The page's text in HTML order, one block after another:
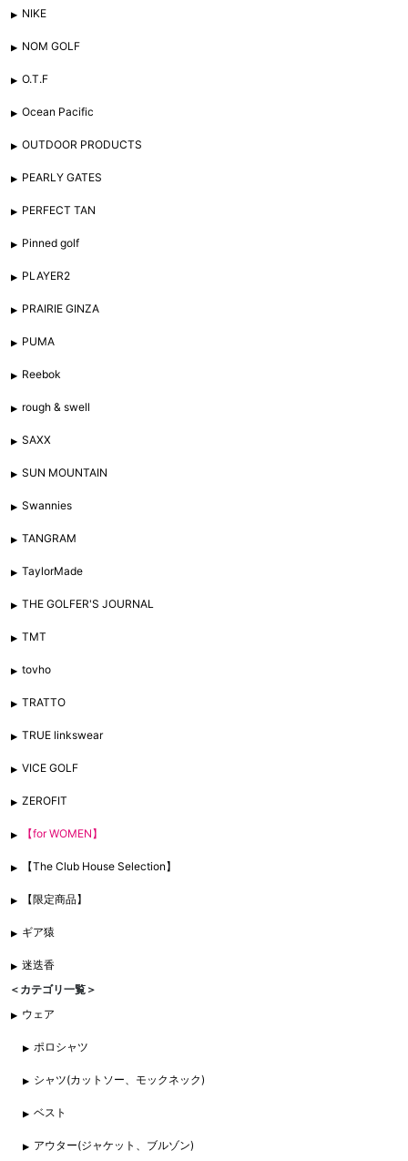
NIKE
NOM GOLF
O.T.F
Ocean Pacific
OUTDOOR PRODUCTS
PEARLY GATES
PERFECT TAN
Pinned golf
PLAYER2
PRAIRIE GINZA
PUMA
Reebok
rough & swell
SAXX
SUN MOUNTAIN
Swannies
TANGRAM
TaylorMade
THE GOLFER'S JOURNAL
TMT
tovho
TRATTO
TRUE linkswear
VICE GOLF
ZEROFIT
【for WOMEN】
【The Club House Selection】
【限定商品】
ギア猿
迷迭香
＜カテゴリ一覧＞
ウェア
ポロシャツ
シャツ(カットソー、モックネック)
ベスト
アウター(ジャケット、ブルゾン)